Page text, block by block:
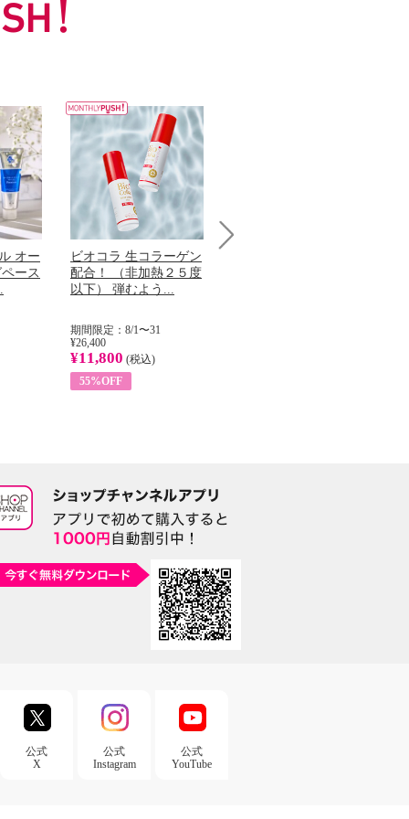
オー
ース
ビオコラ 生コラーゲン
配合！ （非加熱２５度
以下） 弾むよう...
期間限定：8/1〜31
¥26,400
¥11,800 (税込)
55%OFF
公式
X
公式
Instagram
公式
YouTube